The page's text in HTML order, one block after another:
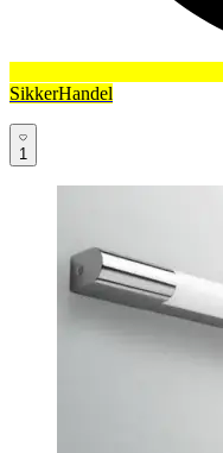
SikkerHandel
1